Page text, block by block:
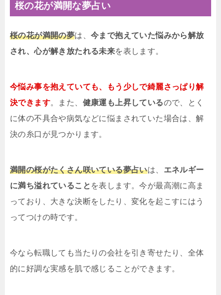
桜の花が満開な夢占い
桜の花が満開の夢は、今まで抱えていた悩みから解放
され、心が解き放たれる未来を表します。
今悩み事を抱えていても、もう少しで綺麗さっぱり解
決できます。また、 健康運も上昇しているので、とく
に体の不具合や病気などに悩まされていた場合は、解
決の糸口が見つかります。
満開の桜がたくさん咲いている夢占いは、 エネルギー
に満ち溢れていること を表します。今が最高潮に高ま
っており、大きな決断をしたり、変化を起こすにはう
ってつけの時です。
今なら転職しても当たりの会社を引き寄せたり、全体
的に好調な実感を肌で感じることができます。